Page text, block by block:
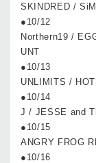
SKINDRED / SiM
●10/12
Northern19 /
UNT
●10/13
UNLIMITS /
●10/14
J / JESSE and
●10/15
ANGRY FROG
●10/16